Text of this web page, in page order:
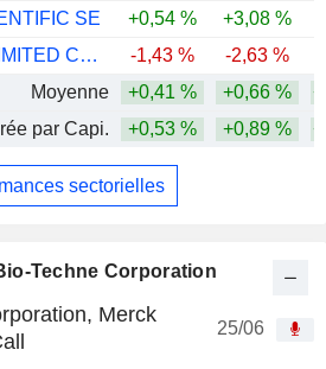
Techne Corporation
Merck
25/06
SE
+0,54 % +3,08 %
ICON PUBLIC LIMITED COMPANY
-1,43 % -2,63 %
Moyenne
+0,41 % +0,66 %
par Capi.
+0,53 % +0,89 %
sectorielles